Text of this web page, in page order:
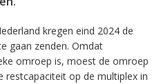
kregen eind 2024 de
gaan zenden. Omdat
omroep is, moest de omroep
restcapaciteit op de multiplex in